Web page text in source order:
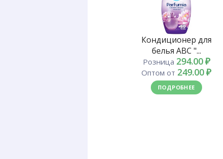
Кондиционер для
белья ABC "...
Розница 294.00₽
Оптом от 249.00₽
ПОДРОБНЕЕ